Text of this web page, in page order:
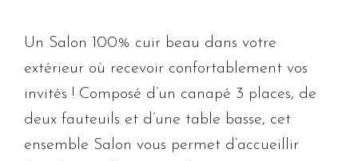
Un Salon 100% cuir beau dans votre
extérieur où recevoir confortablement vos
invités ! Composé d’un canapé 3 places, de
deux fauteuils et d’une table basse, cet
ensemble Salon vous permet d’accueillir